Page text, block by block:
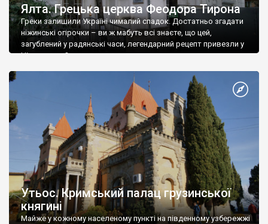
Ялта. Грецька церква Феодора Тирона
Греки залишили Україні чималий спадок. Достатньо згадати
ніжинські огірочки – ви ж мабуть всі знаєте, що цей,
загублений у радянські часи, легендарний рецепт привезли у
Ніжин греки?
Утьос. Кримський палац грузинської
княгині
Майже у кожному населеному пункті на південному узбережжі